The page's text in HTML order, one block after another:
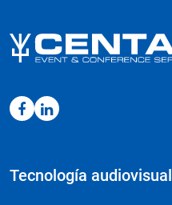
Tecnología audiovisual